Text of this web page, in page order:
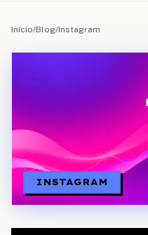
Início/Blog/Instagram
INSTAGRAM